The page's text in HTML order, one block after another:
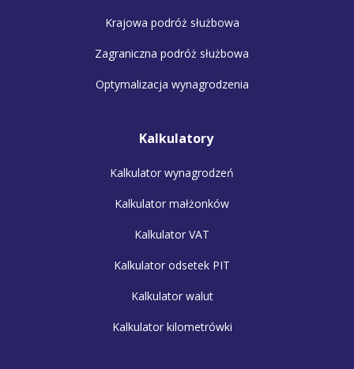
Krajowa podróż służbowa
Zagraniczna podróż służbowa
Optymalizacja wynagrodzenia
Kalkulatory
Kalkulator wynagrodzeń
Kalkulator małżonków
Kalkulator VAT
Kalkulator odsetek PIT
Kalkulator walut
Kalkulator kilometrówki